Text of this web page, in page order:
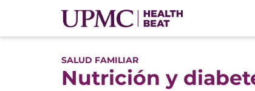
SALUD FAMILIAR
Nutrición y